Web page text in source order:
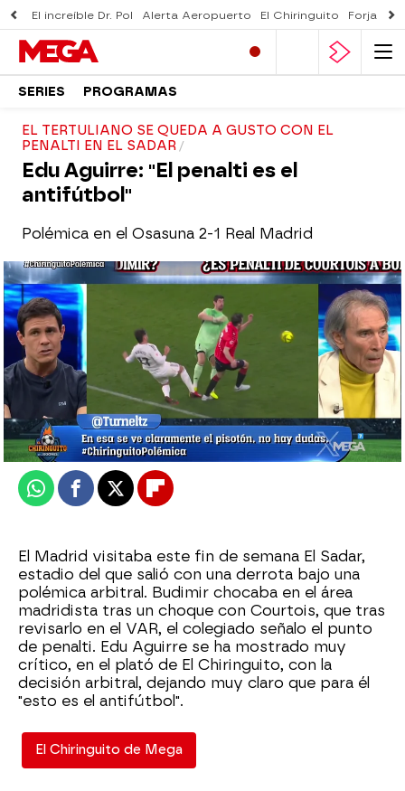
El increíble Dr. Pol Alerta Aeropuerto El Chiringuito Forjado
SERIES PROGRAMAS
EL TERTULIANO SE QUEDA A GUSTO CON EL
PENALTI EN EL SADAR
Edu Aguirre: "El penalti es el
antifútbol"
Polémica en el Osasuna 2-1 Real Madrid
El Chiringuito
Publicado:23 de febrero de 2026, 01:23
WhatsappFacebook
X Flipboard
El Madrid visitaba este fin de semana El Sadar,
estadio del que salió con una derrota bajo una
polémica arbitral. Budimir chocaba en el área
madridista tras un choque con Courtois, que tras
revisarlo en el VAR, el colegiado señalo el punto
de penalti. Edu Aguirre se ha mostrado muy
crítico, en el plató de El Chiringuito, con la
decisión arbitral, dejando muy claro que para él
"esto es el antifútbol".
El Chiringuito de Mega